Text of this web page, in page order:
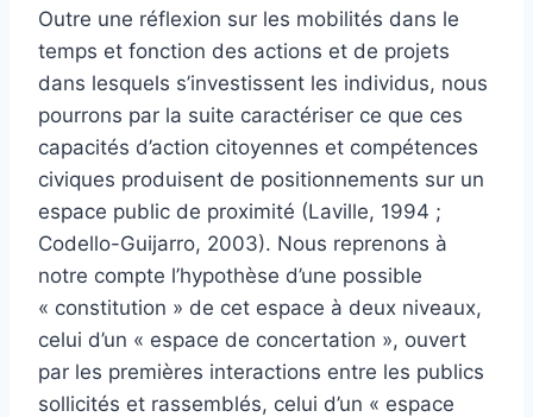
Outre une réflexion sur les mobilités dans le
temps et fonction des actions et de projets
dans lesquels s’investissent les individus, nous
pourrons par la suite caractériser ce que ces
capacités d’action citoyennes et compétences
civiques produisent de positionnements sur un
espace public de proximité (Laville, 1994 ;
Codello-Guijarro, 2003). Nous reprenons à
notre compte l’hypothèse d’une possible
« constitution » de cet espace à deux niveaux,
celui d’un « espace de concertation », ouvert
par les premières interactions entre les publics
sollicités et rassemblés, celui d’un « espace